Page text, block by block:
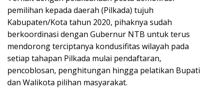
pemilihan kepada daerah (Pilkada) tujuh
Kabupaten/Kota tahun 2020, pihaknya sudah
berkoordinasi dengan Gubernur NTB untuk terus
mendorong terciptanya kondusifitas wilayah pada
setiap tahapan Pilkada mulai pendaftaran,
pencoblosan, penghitungan hingga pelatikan Bupati
dan Walikota pilihan masyarakat.